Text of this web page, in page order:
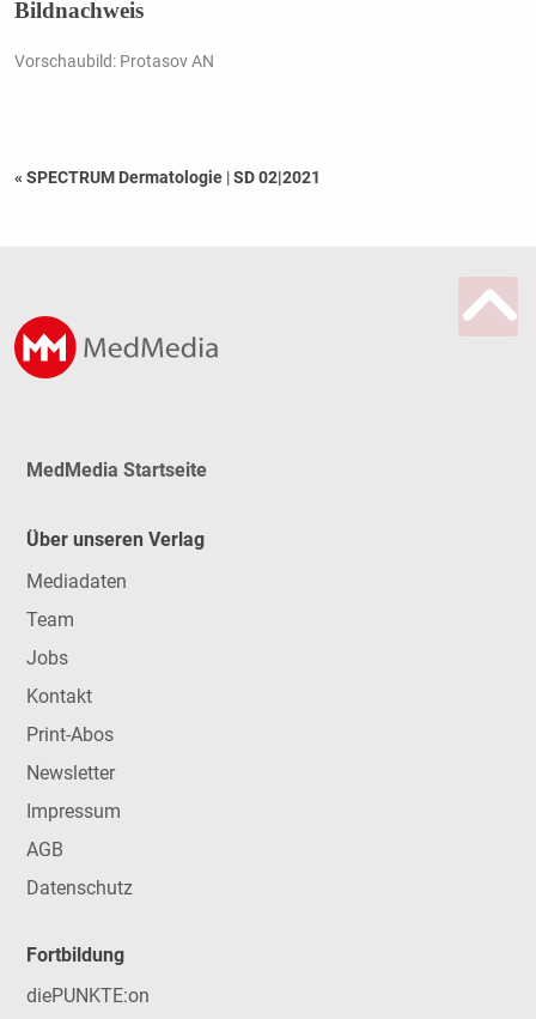
Bildnachweis
Vorschaubild: Protasov AN
« SPECTRUM Dermatologie |SD 02|2021
MedMedia Startseite
Über unseren Verlag
Mediadaten
Team
Jobs
Kontakt
Print-Abos
Newsletter
Impressum
AGB
Datenschutz
Fortbildung
diePUNKTE:on